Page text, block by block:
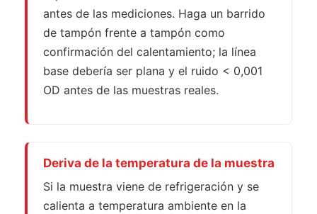
antes de las mediciones. Haga un barrido
de tampón frente a tampón como
confirmación del calentamiento; la línea
base debería ser plana y el ruido < 0,001
OD antes de las muestras reales.
Deriva de la temperatura de la muestra
Si la muestra viene de refrigeración y se
calienta a temperatura ambiente en la